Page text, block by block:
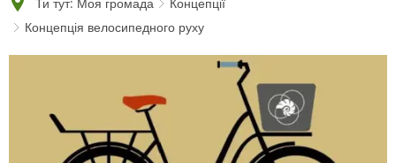
Концепція велосипедного руху
велосипедного